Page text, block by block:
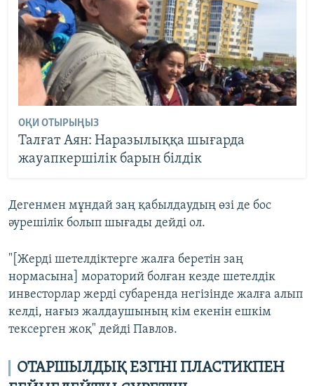
ОҚИ ОТЫРЫҢЫЗ
Талғат Аян: Наразылыққа шығарда
жауапкершілік барын білдік
Дегенмен мұндай заң қабылдаудың өзі де бос
әурешілік болып шығады дейді ол.
"[Жерді шетелдіктерге жалға беретін заң
нормасына] мораторий болған кезде шетелдік
инвесторлар жерді субаренда негізінде жалға алып
келді, нағыз жалдаушының кім екенін ешкім
тексерген жоқ" дейді Павлов.
ОТАРШЫЛДЫҚ ЕЗГІНІ ПЛАСТИКПЕН